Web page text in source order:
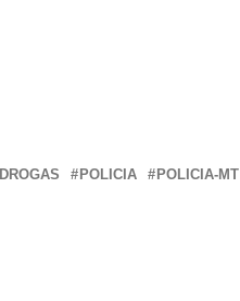
DROGAS POLICIA
POLICIA-MT